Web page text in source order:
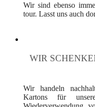
Wir sind ebenso
tour. Lasst uns auch
WIR
Wir handeln
Kartons für